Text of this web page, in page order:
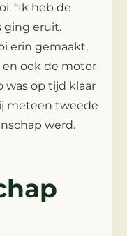
“Ik heb de
ging eruit.
erin gemaakt,
ook de motor
was op tijd klaar
meteen tweede
werd.